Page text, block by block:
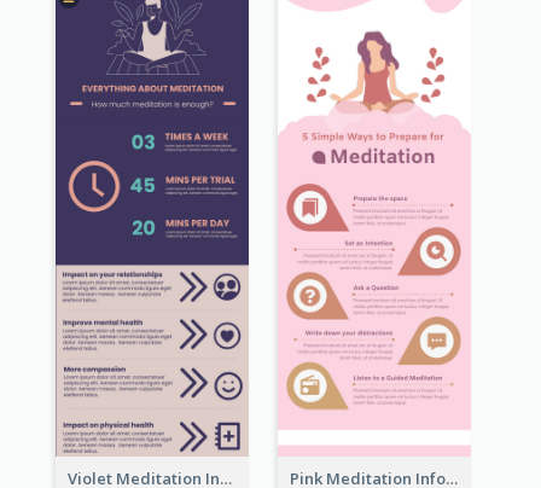
Violet Meditation Infographic Pink Meditation Infographic